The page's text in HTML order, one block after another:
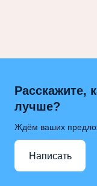
Расскажите,
лучше?
Ждём ваших
Написать